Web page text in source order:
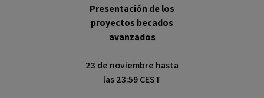
Presentación de los
proyectos becados
avanzados
23 de noviembre hasta
las 23:59 CEST